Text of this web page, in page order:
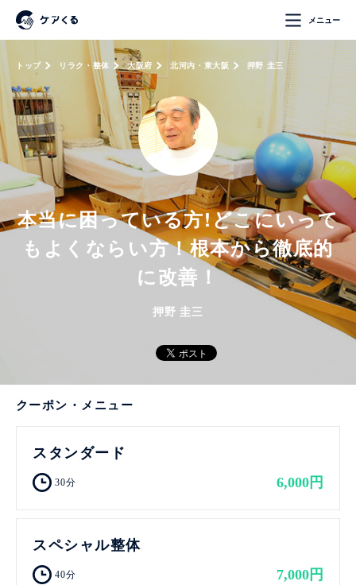
メニュー
トップ リラク・整体 大阪府 北河内・東大阪 押野 圭三
本当に困っている方!どこにいって
もよくならい方！根本から徹底的
に改善！
押野 圭三
クーポン・メニュー
スタンダード
30分 6,000円
スペシャル整体
40分 7,000円